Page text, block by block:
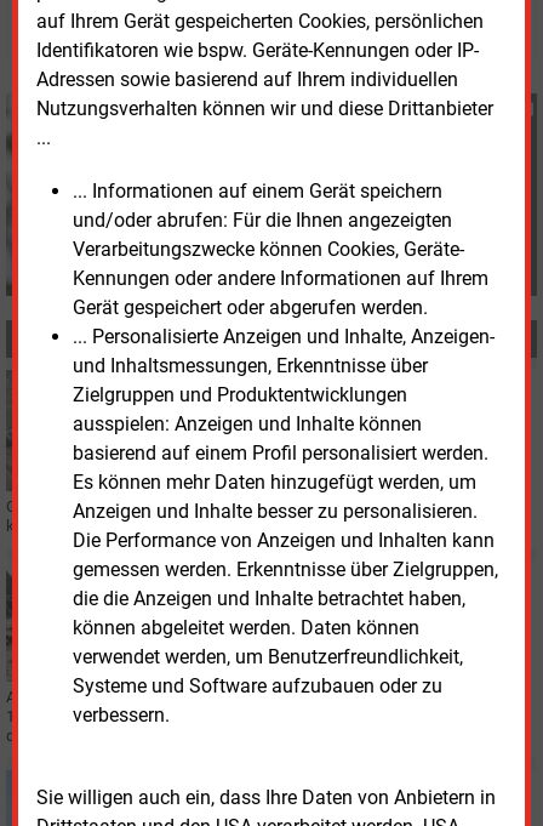
auf Ihrem Gerät gespeicherten Cookies, persönlichen
Identifikatoren wie bspw. Geräte-Kennungen oder IP-
Adressen sowie basierend auf Ihrem individuellen
Nutzungsverhalten können wir und diese Drittanbieter
...
... Informationen auf einem Gerät speichern
und/oder abrufen: Für die Ihnen angezeigten
Verarbeitungszwecke können Cookies, Geräte-
Kennungen oder andere Informationen auf Ihrem
Gerät gespeichert oder abgerufen werden.
... Personalisierte Anzeigen und Inhalte, Anzeigen-
und Inhaltsmessungen, Erkenntnisse über
Zielgruppen und Produktentwicklungen
ausspielen: Anzeigen und Inhalte können
basierend auf einem Profil personalisiert werden.
Es können mehr Daten hinzugefügt werden, um
Anzeigen und Inhalte besser zu personalisieren.
Die Performance von Anzeigen und Inhalten kann
gemessen werden. Erkenntnisse über Zielgruppen,
die die Anzeigen und Inhalte betrachtet haben,
können abgeleitet werden. Daten können
verwendet werden, um Benutzerfreundlichkeit,
Systeme und Software aufzubauen oder zu
verbessern.
Sie willigen auch ein, dass Ihre Daten von Anbietern in
Katia Meyer-Tien
und-management.de
MEHR ZUM THEMA
KOHLEKRAFTWERK
Spektakuläre Sprengung in Ibbenbüren
Gebäudebestandteile eines ehemaligen Steinkohlekraftwerks wurden
kontrolliert zum Einsturz gebracht
Dienstag, 9.12.2025, 14:34
STROMNETZE
Vorletztes Verfahren für landseitige Offshorewind-
Leitungen
Amprion hat den Bauantrag für den vorletzten Landabschnitt der HGÜ Balwin
1 und 2 abgegeben. Balwin 2 soll Windstrom von einer Seefläche ableiten,
deren Vergabe geplatzt ist.